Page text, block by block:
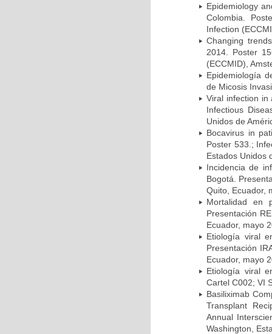
Epidemiology
Colombia.
Infection
Changing
2014. Poster
(ECCMID),
Epidemiología
de Micosis
Viral infection in
Infectious
Unidos de
Bocavirus in
Poster 533.;
Estados Unidos
Incidencia de
Bogotá.
Quito, Ecuador,
Mortalidad en
Presentación
Ecuador, mayo
Etiología viral
Presentación
Ecuador, mayo
Etiología viral
Cartel C002; VI
Basiliximab
Transplant
Annual
Washington,